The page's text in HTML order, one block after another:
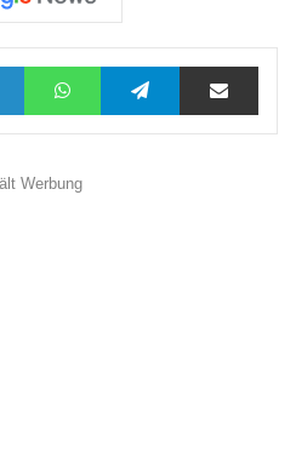
LinkedInWhatsAppTelegramTeilen via E-Mail
Werbung